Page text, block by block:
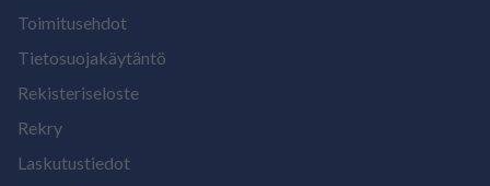
Toimitusehdot
Tietosuojakäytäntö
Rekisteriseloste
Rekry
Laskutustiedot